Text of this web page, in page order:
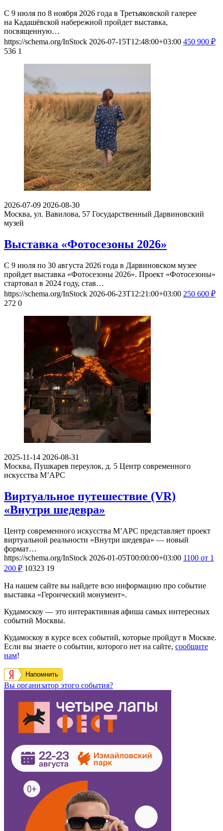
С 9 июля по 8 ноября 2026 года в Третьяковской галерее
на Кадашёвской набережной пройдет выставка,
посвященную…
https://schema.org/InStock 2026-07-15T12:48:00+03:00 450 900 ₽
536 1
2026-07-09 2026-08-30
Москва, ул. Вавилова, 57 Государственный Дарвиновский
музей
Выставка «Фотосезоны 2026»
С 9 июля по 30 августа 2026 года в Дарвиновском музее
пройдет выставка «Фотосезоны 2026». Проект «Фотосезоны»
стартовал в 2024 году, став…
https://schema.org/InStock 2026-06-23T12:21:00+03:00 250 600 ₽
272 0
2025-11-14 2026-08-31
Москва, Пушкарев переулок, д. 5 Центр современного
искусства М’АРС
Виртуальное путешествие (VR)
«Внутри шедевра»
Центр современного искусства М’АРС представляет проект
виртуальной реальности «Внутри шедевра» — новый
формат…
https://schema.org/InStock 2026-01-05T00:00:00+03:00 1100 от 1
200 ₽ 10323 19
На нашем сайте вы найдете всю информацию про событие
выставка «Героический монумент».
Кудамоскоу — это интерактивная афиша самых интересных
событий Москвы.
Кудамоскоу в курсе всех событий, которые пройдут в Москве.
Если вы знаете о событии, которого нет на сайте, сообщите
нам!
Напомнить
Вы организатор этого события?